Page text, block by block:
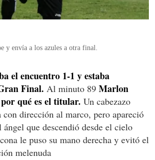
y envía a los azules a otra final.
el encuentro 1-1 y estaba
Final. Al minuto 89 Marlon
qué es el titular. Un cabezazo
con dirección al marco, pero apareció
que descendió desde el cielo
le puso su mano derecha y evitó el
melenuda